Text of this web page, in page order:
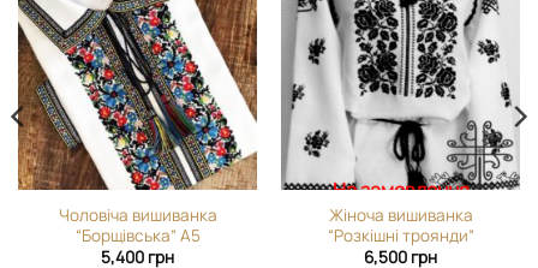
Додати
виріб у
вибране
Чоловіча вишиванка
“Борщівська” А5
5,400 грн
Додати
виріб у
вибране
На замовлення
Жіноча вишиванка
“Розкішні троянди”
6,500 грн